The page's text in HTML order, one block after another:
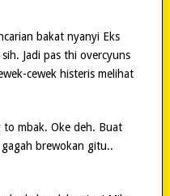
bakat nyanyi Eks
Jadi pas thi overcyuns
cewek histeris melihat
mbak. Oke deh. Buat
brewokan gitu..